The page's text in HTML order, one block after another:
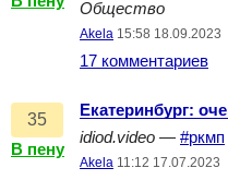
Общество
Akela 15:58 18.09.2023
17 комментариев
35
В пену
Екатеринбург:
idiod.video — #ркмп
Akela 11:12 17.07.2023